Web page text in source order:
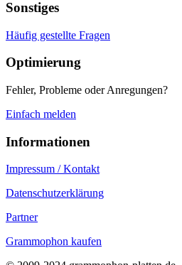
Sonstiges
Häufig gestellte Fragen
Optimierung
Fehler, Probleme oder Anregungen?
Einfach melden
Informationen
Impressum / Kontakt
Datenschutzerklärung
Partner
Grammophon kaufen